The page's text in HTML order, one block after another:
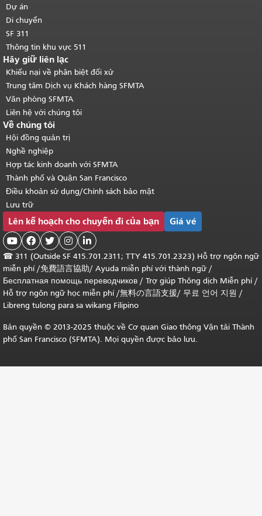
chính.
Dự án
Di chuyển
SF 311
Thông tin khu vực 511
Hãy giữ liên lạc
Khiếu nại về phân biệt đối xử
Trung tâm Dịch vụ Khách hàng SFMTA
Văn phòng SFMTA
Liên hệ với chúng tôi
Về chúng tôi
Hội đồng quản trị
Nghề nghiệp
Hợp tác kinh doanh với SFMTA
Thành phố và Quận San Francisco
Điều khoản sử dụng/Chính sách bảo mật
Lưu trữ
Lên kế hoạch cho chuyến đi của bạn Giá vé
    
☎ 311 (Outside SF 415.701.2311; TTY 415.701.2323) Hỗ trợ ngôn ngữ
miễn phí /免費語言協助/ Ayuda miễn phí với thành ngữ /
Бесплатная помощь переводчиков / Trợ giúp Thông dịch Miễn phí/
Hỗ trợ ngôn ngữ học miễn phí/無料の言語支援/ 무료 언어 지원 /
Libreng tulong para sa wikang Filipino
Bản quyền © 2013-2025 thuộc về Cơ quan Giao thông Vận tải Thành
phố San Francisco (SFMTA). Mọi quyền được bảo lưu.